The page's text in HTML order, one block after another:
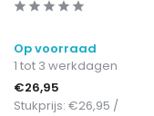
Op voorraad
1 tot 3 werkdagen
€26,95
Stukprijs: €26,95 /